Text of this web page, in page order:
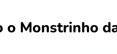
o Monstrinho